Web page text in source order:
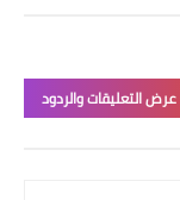
عرض التعليقات والردود